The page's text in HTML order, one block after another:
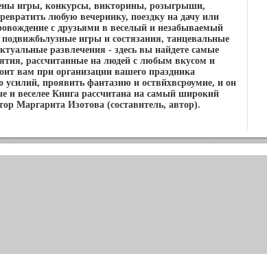
игры, конкурсы, викторины, розыгрыши,
любую вечеринку, поездку на дачу или
с друзьями в веселый и незабываемый
игры и состязания, танцевальные
развлечения - здесь вы найдете самые
рассчитанные на людей с любым вкусом и
вам при организации вашего праздника
усилий, проявить фантазию и оствйхвсроумие, и он
и веселее Книга рассчитана на самый широкий
Маргарита Изотова (составитель, автор).